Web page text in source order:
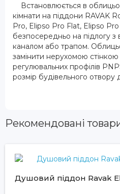
Встановлюється в
кімнати на піддони RAVAK
Pro, Elipso Pro Flat, Elipso
безпосередньо на підлогу
каналом або трапом.
замінити нерухомою
регулювальних профілів
розмір будівельного
Рекомендовані
Душовий піддон Ravak